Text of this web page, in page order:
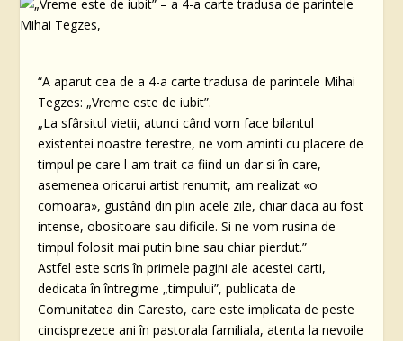
“A aparut cea de a 4-a carte tradusa de parintele Mihai
Tegzes: „Vreme este de iubit”.
„La sfârsitul vietii, atunci când vom face bilantul
existentei noastre terestre, ne vom aminti cu placere de
timpul pe care l-am trait ca fiind un dar si în care,
asemenea oricarui artist renumit, am realizat «o
comoara», gustând din plin acele zile, chiar daca au fost
intense, obositoare sau dificile. Si ne vom rusina de
timpul folosit mai putin bine sau chiar pierdut.”
Astfel este scris în primele pagini ale acestei carti,
dedicata în întregime „timpului”, publicata de
Comunitatea din Caresto, care este implicata de peste
cincisprezece ani în pastorala familiala, atenta la nevoile